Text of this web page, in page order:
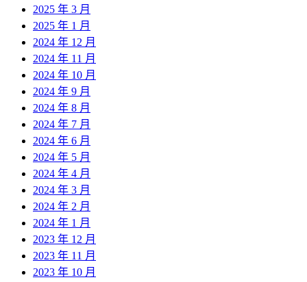
2025 年 3 月
2025 年 1 月
2024 年 12 月
2024 年 11 月
2024 年 10 月
2024 年 9 月
2024 年 8 月
2024 年 7 月
2024 年 6 月
2024 年 5 月
2024 年 4 月
2024 年 3 月
2024 年 2 月
2024 年 1 月
2023 年 12 月
2023 年 11 月
2023 年 10 月